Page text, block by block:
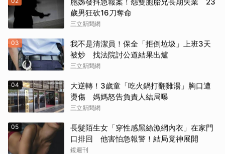
歲男狂砍16刀奪命
三立新聞網
03
我不是清潔員！保全「拒倒垃圾」上班3天
被炒 找法院討公道結果出爐
三立新聞網
04
大逆轉！3歲童「吃火鍋打翻雞湯」胸口遭
燙傷 媽媽怒告負責人結局曝
三立新聞網
05
長髮陌生女「穿性感黑絲漁網內衣」在家門
口排回 他害怕急報警！結局竟神展開
鏡週刊